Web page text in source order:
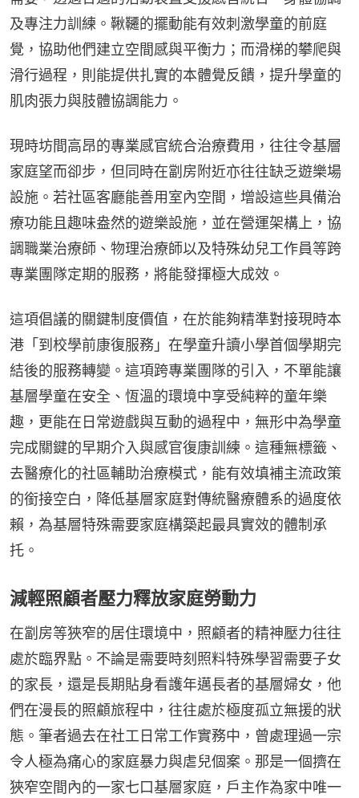
及專注力訓練。鞦韆的擺動能有效刺激學童的前庭
覺，協助他們建立空間感與平衡力；而滑梯的攀爬與
滑行過程，則能提供扎實的本體覺反饋，提升學童的
肌肉張力與肢體協調能力。
現時坊間高昂的專業感官統合治療費用，往往令基層
家庭望而卻步，但同時在劏房附近亦往往缺乏遊樂場
設施。若社區客廳能善用室內空間，增設這些具備治
療功能且趣味盎然的遊樂設施，並在營運架構上，協
調職業治療師、物理治療師以及特殊幼兒工作員等跨
專業團隊定期的服務，將能發揮極大成效。
這項倡議的關鍵制度價值，在於能夠精準對接現時本
港「到校學前康復服務」在學童升讀小學首個學期完
結後的服務轉變。這項跨專業團隊的引入，不單能讓
基層學童在安全、恆溫的環境中享受純粹的童年樂
趣，更能在日常遊戲與互動的過程中，無形中為學童
完成關鍵的早期介入與感官復康訓練。這種無標籤、
去醫療化的社區輔助治療模式，能有效填補主流政策
的銜接空白，降低基層家庭對傳統醫療體系的過度依
賴，為基層特殊需要家庭構築起最具實效的體制承
托。
減輕照顧者壓力釋放家庭勞動力
在劏房等狹窄的居住環境中，照顧者的精神壓力往往
處於臨界點。不論是需要時刻照料特殊學習需要子女
的家長，還是長期貼身看護年邁長者的基層婦女，他
們在漫長的照顧旅程中，往往處於極度孤立無援的狀
態。筆者過去在社工日常工作實務中，曾處理過一宗
令人極為痛心的家庭暴力與虐兒個案。那是一個擠在
狹窄空間內的一家七口基層家庭，戶主作為家中唯一